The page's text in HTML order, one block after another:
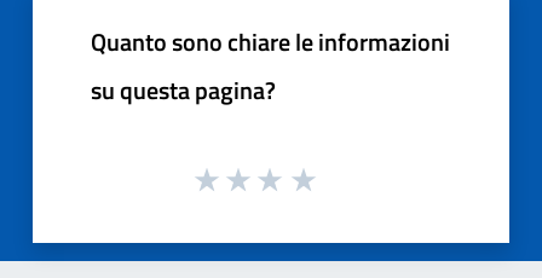
Quanto sono chiare le informazioni
su questa pagina?